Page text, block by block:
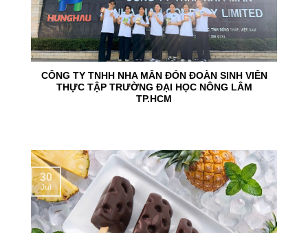
CÔNG TY TNHH NHA MÂN ĐÓN ĐOÀN SINH VIÊN
THỰC TẬP TRƯỜNG ĐẠI HỌC NÔNG LÂM
TP.HCM
30
Jul